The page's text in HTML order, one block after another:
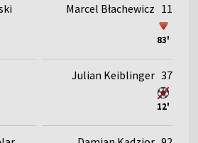
83'
Marcel Błachewicz 11
12'
Julian Keiblinger 37